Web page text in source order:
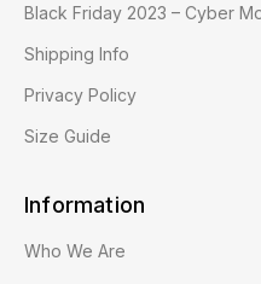
Black Friday 2023 – Cyber
Shipping Info
Privacy Policy
Size Guide
Information
Who We Are